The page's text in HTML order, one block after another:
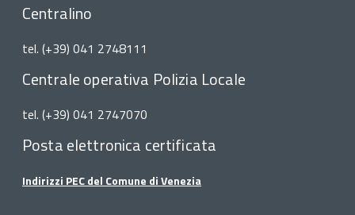
Centralino
tel. (+39) 041 2748111
Centrale operativa Polizia Locale
tel. (+39) 041 2747070
Posta elettronica certificata
Indirizzi PEC del Comune di Venezia